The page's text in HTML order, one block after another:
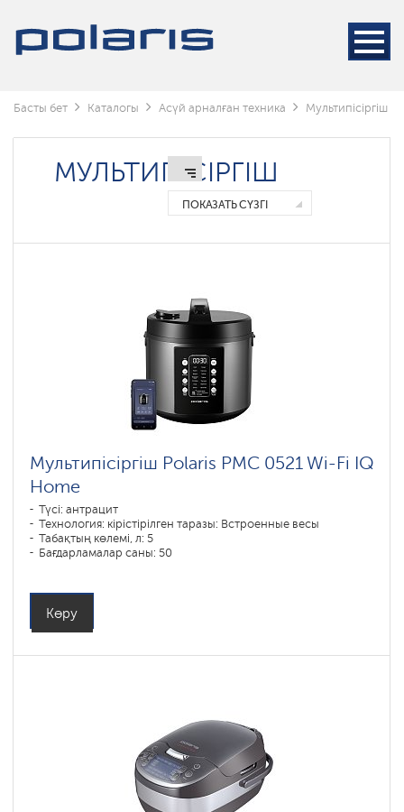
Басты бет Каталогы Асүй арналған техника Мультипісіргіш
МУЛЬТИПІСІРГІШ
ПОКАЗАТЬ СҮЗГІ
Мультипісіргіш Polaris PMC 0521 Wi-Fi IQ
Home
Түсі: антрацит
Технология: кірістірілген таразы: Встроенные весы
Табақтың көлемі, л: 5
Бағдарламалар саны: 50
Көру
Fi
мультиварки
Мультипісіргіштерге
табақтар
Скороварки